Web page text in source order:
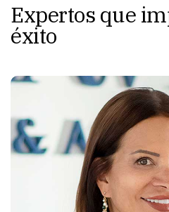
Expertos que
éxito